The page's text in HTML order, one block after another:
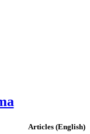
(English) Articles